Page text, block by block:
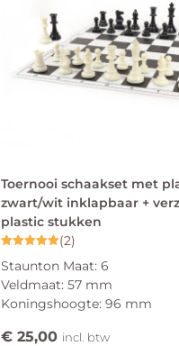
Toernooi schaakset met
zwart/wit inklapbaar +
plastic stukken
5.00
uit 5
(2)
Staunton Maat: 6
Veldmaat: 57 mm
Koningshoogte: 96 mm
€ 25,00 incl. btw